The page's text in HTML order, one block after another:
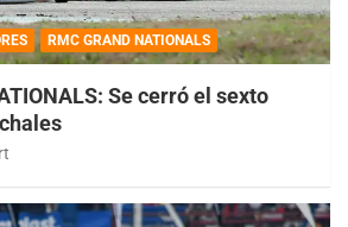
RMC GRAND NATIONALS
Se cerró el sexto